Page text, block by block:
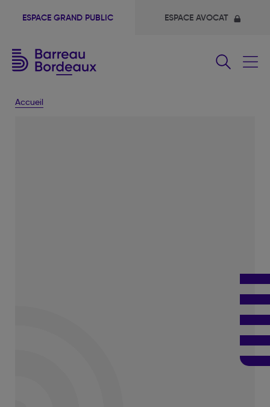
ESPACE GRAND PUBLIC ESPACE AVOCAT
Accueil